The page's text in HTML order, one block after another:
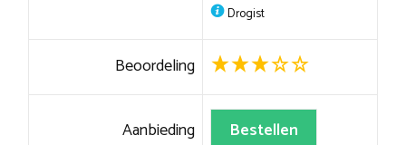
Drogist
Beoordeling
Aanbieding Bestellen